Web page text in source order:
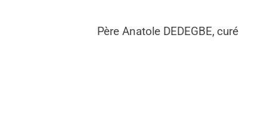
Père Anatole DEDEGBE, curé